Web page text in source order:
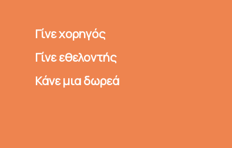
Γίνε χορηγός
Γίνε εθελοντής
Κάνε μια δωρεά